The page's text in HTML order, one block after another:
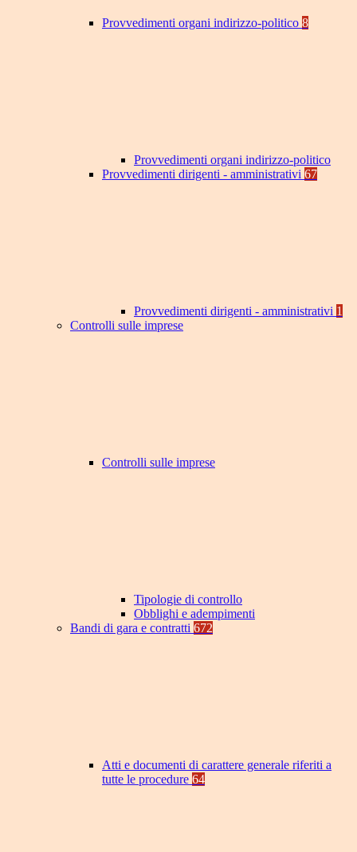
Provvedimenti organi indirizzo-politico 8
Provvedimenti organi indirizzo-politico
Provvedimenti dirigenti - amministrativi 67
Provvedimenti dirigenti - amministrativi 1
Controlli sulle imprese
Controlli sulle imprese
Tipologie di controllo
Obblighi e adempimenti
Bandi di gara e contratti 672
Atti e documenti di carattere generale riferiti a
tutte le procedure 64